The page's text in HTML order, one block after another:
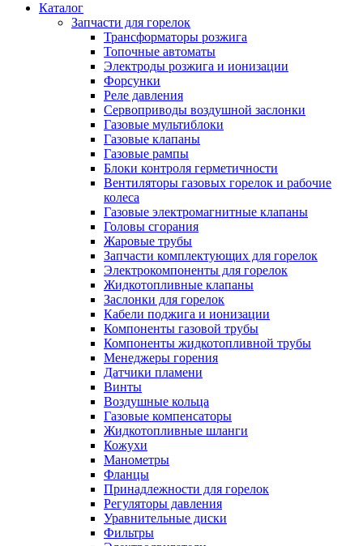
Каталог
Запчасти для горелок
Трансформаторы розжига
Топочные автоматы
Электроды розжига и ионизации
Форсунки
Реле давления
Сервоприводы воздушной заслонки
Газовые мультиблоки
Газовые клапаны
Газовые рампы
Блоки контроля герметичности
Вентиляторы газовых горелок и рабочие
колеса
Газовые электромагнитные клапаны
Головы сгорания
Жаровые трубы
Запчасти комплектующих для горелок
Электрокомпоненты для горелок
Жидкотопливные клапаны
Заслонки для горелок
Кабели поджига и ионизации
Компоненты газовой трубы
Компоненты жидкотопливной трубы
Менеджеры горения
Датчики пламени
Винты
Воздушные кольца
Газовые компенсаторы
Жидкотопливные шланги
Кожухи
Манометры
Фланцы
Принадлежности для горелок
Регуляторы давления
Уравнительные диски
Фильтры